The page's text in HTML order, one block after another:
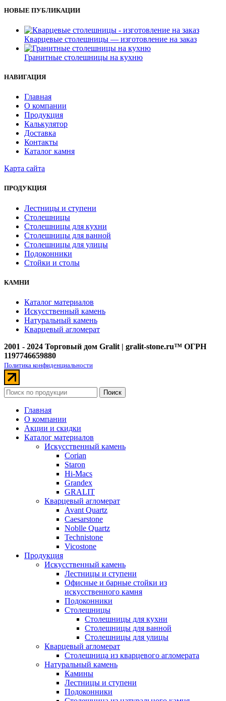
НОВЫЕ ПУБЛИКАЦИИ
Кварцевые столешницы — изготовление на заказ
Гранитные столешницы на кухню
НАВИГАЦИЯ
Главная
О компании
Продукция
Калькулятор
Доставка
Контакты
Каталог камня
Карта сайта
ПРОДУКЦИЯ
Лестницы и ступени
Столешницы
Столешницы для кухни
Столешницы для ванной
Столешницы для улицы
Подоконники
Стойки и столы
КАМНИ
Каталог материалов
Искусственный камень
Натуральный камень
Кварцевый агломерат
2001 - 2024 Торговый дом Gralit | gralit-stone.ru™ ОГРН
1197746659880
Политика конфиденциальности
Поиск
Главная
О компании
Акции и скидки
Каталог материалов
Искусственный камень
Corian
Staron
Hi-Macs
Grandex
GRALIT
Кварцевый агломерат
Avant Quartz
Caesarstone
Noblle Quartz
Technistone
Vicostone
Продукция
Искусственный камень
Лестницы и ступени
Офисные и барные стойки из
искусственного камня
Подоконники
Столешницы
Столешницы для кухни
Столешницы для ванной
Столешницы для улицы
Кварцевый агломерат
Столешница из кварцевого агломерата
Натуральный камень
Камины
Лестницы и ступени
Подоконники